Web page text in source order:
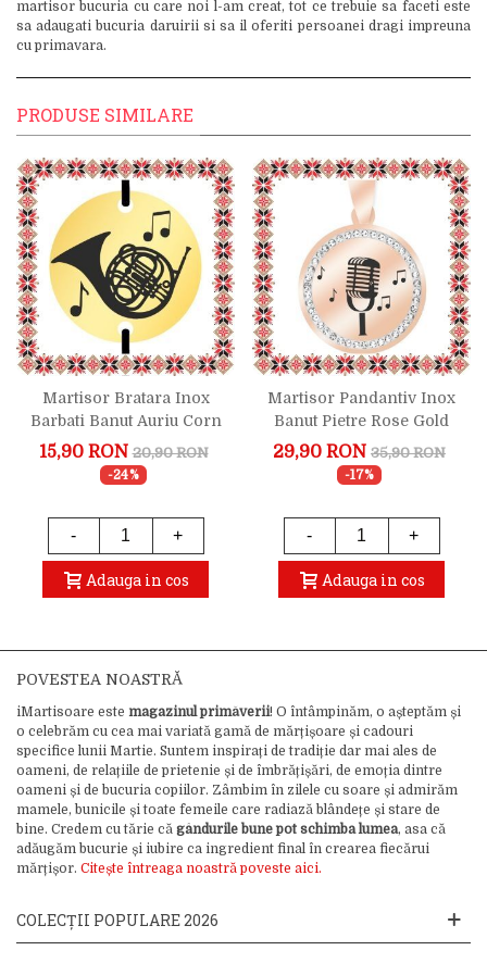
martisor bucuria cu care noi l-am creat, tot ce trebuie sa faceti este
sa adaugati bucuria daruirii si sa il oferiti persoanei dragi impreuna
cu primavara.
PRODUSE SIMILARE
Martisor Bratara Inox
Barbati Banut Auriu Corn
Francez
15,90 RON 20,90 RON
-24%
- +
Adauga in cos
Martisor Pandantiv Inox
Banut Pietre Rose Gold
Muzica Microfon
29,90 RON 35,90 RON
-17%
- +
Adauga in cos
POVESTEA NOASTRĂ
iMartisoare este magazinul primăverii! O întâmpinăm, o așteptăm și
o celebrăm cu cea mai variată gamă de mărțișoare și cadouri
specifice lunii Martie. Suntem inspirați de tradiție dar mai ales de
oameni, de relațiile de prietenie și de îmbrățișări, de emoția dintre
oameni și de bucuria copiilor. Zâmbim în zilele cu soare și admirăm
mamele, bunicile și toate femeile care radiază blândețe și stare de
bine. Credem cu tărie că gândurile bune pot schimba lumea, asa că
adăugăm bucurie și iubire ca ingredient final în crearea fiecărui
mărțișor. Citește întreaga noastră poveste aici.
COLECȚII POPULARE 2026